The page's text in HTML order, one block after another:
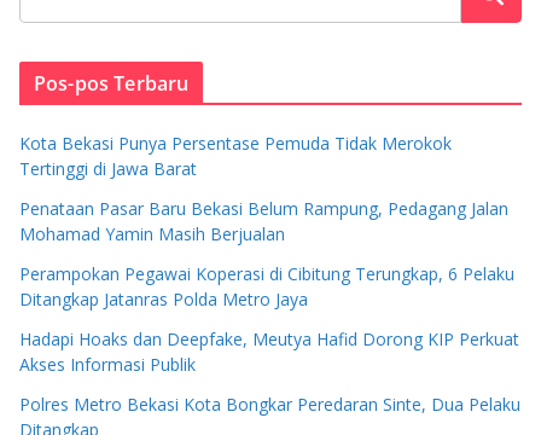
Pos-pos Terbaru
Kota Bekasi Punya Persentase Pemuda Tidak Merokok
Tertinggi di Jawa Barat
Penataan Pasar Baru Bekasi Belum Rampung, Pedagang Jalan
Mohamad Yamin Masih Berjualan
Perampokan Pegawai Koperasi di Cibitung Terungkap, 6 Pelaku
Ditangkap Jatanras Polda Metro Jaya
Hadapi Hoaks dan Deepfake, Meutya Hafid Dorong KIP Perkuat
Akses Informasi Publik
Polres Metro Bekasi Kota Bongkar Peredaran Sinte, Dua Pelaku
Ditangkap